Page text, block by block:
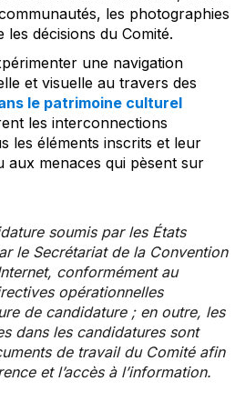
les photographies
les décisions du Comité.
une navigation
et visuelle au travers des
le patrimoine culturel
les interconnections
les éléments inscrits et leur
aux menaces qui pèsent sur
soumis par les États
le Secrétariat de la Convention
conformément au
opérationnelles
de candidature ; en outre, les
dans les candidatures sont
de travail du Comité afin
et l’accès à l’information.